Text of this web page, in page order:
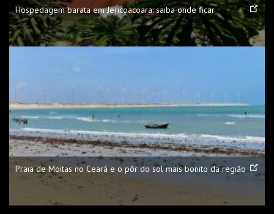
Hospedagem barata em Jericoacoara: saiba onde ficar
Praia de Moitas no Ceará e o pôr do sol mais bonito da região